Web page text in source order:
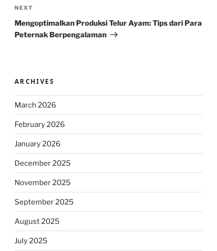
Next
Post
NEXT
Mengoptimalkan Produksi Telur Ayam: Tips dari Para
Peternak Berpengalaman
ARCHIVES
March 2026
February 2026
January 2026
December 2025
November 2025
September 2025
August 2025
July 2025